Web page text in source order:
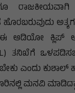
ರಾಜಕೀಯವಾಗಿ
ಈ ಆಡಿಯೋ ಕ್ಲಿಪ್
ತನಿಖೆಗೆ
ಎಂದು
ಮನವಿ